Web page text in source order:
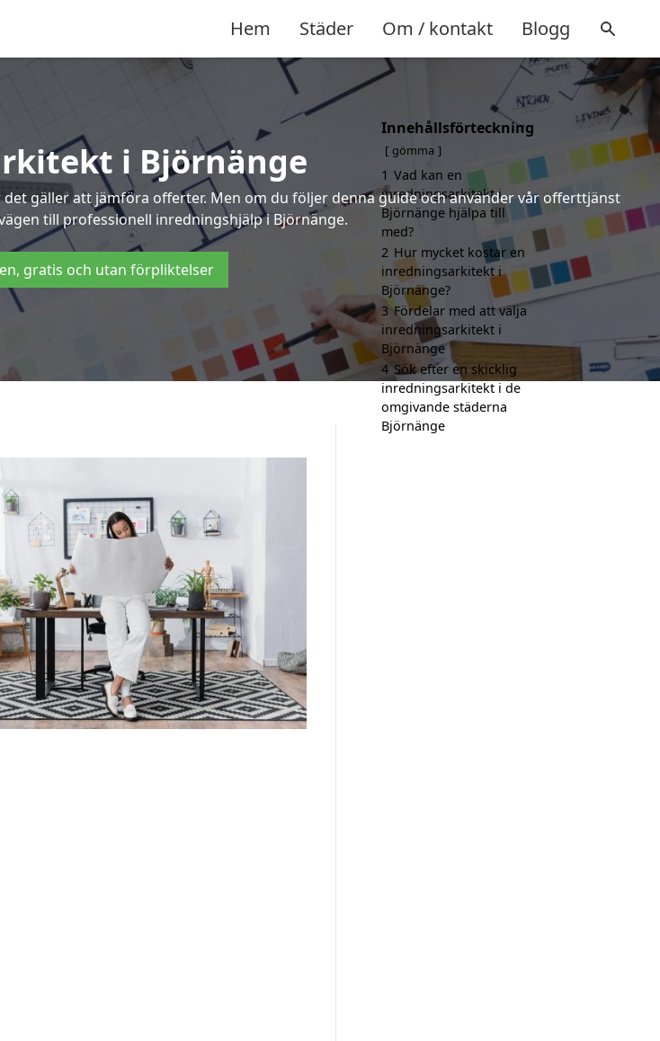
Hem Städer Om / kontakt Blogg
i Björnänge
gäller att jämföra offerter. Men om du följer denna guide och använder vår offerttjänst
till professionell inredningshjälp i Björnänge.
gratis och utan förpliktelser
Innehållsförteckning
gömma
1 Vad kan en
inredningsarkitekt i
Björnänge hjälpa till
med?
2 Hur mycket kostar en
inredningsarkitekt i
Björnänge?
3 Fördelar med att välja
inredningsarkitekt i
Björnänge
4 Sök efter en skicklig
inredningsarkitekt i de
omgivande städerna
Björnänge